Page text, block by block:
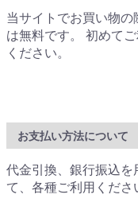
当サイトでお買い物
は無料です。 初めて
ください。
お支払い方法について
代金引換、銀行振込
て、各種ご利用くださ